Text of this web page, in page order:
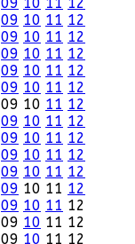
09 10 11 12
09 10 11 12
09 10 11 12
09 10 11 12
09 10 11 12
09 10 11 12
09 10 11 12
09 10 11 12
09 10 11 12
09 10 11 12
09 10 11 12
09 10 11 12
09 10 11 12
09 10 11 12